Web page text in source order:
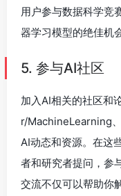
用户参与数据科学竞
器学习模型的绝佳机会
5. 参与AI社区
加入AI相关的社区和
r/MachineLearning
AI动态和资源。在这
者和研究者提问，参
交流不仅可以帮助你